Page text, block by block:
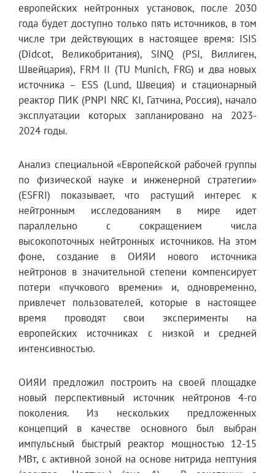
европейских нейтронных установок, после 2030
года будет доступно только пять источников, в том
числе три действующих в настоящее время: ISIS
(Didcot, Великобритания), SINQ (PSI, Виллиген,
Швейцария), FRM II (TU Munich, FRG) и два новых
источника – ESS (Lund, Швеция) и стационарный
реактор ПИК (PNPI NRC KI, Гатчина, Россия), начало
эксплуатации которых запланировано на 2023-
2024 годы.
Анализ специальной «Европейской рабочей группы
по физической науке и инженерной стратегии»
(ESFRI) показывает, что растущий интерес к
нейтронным исследованиям в мире идет
параллельно с сокращением числа
высокопоточных нейтронных источников. На этом
фоне, создание в ОИЯИ нового источника
нейтронов в значительной степени компенсирует
потери «пучкового времени» и, одновременно,
привлечет пользователей, которые в настоящее
время проводят свои эксперименты на
европейских источниках с низкой и средней
интенсивностью.
ОИЯИ предложил построить на своей площадке
новый перспективный источник нейтронов 4-го
поколения. Из нескольких предложенных
концепций в качестве основного был выбран
импульсный быстрый реактор мощностью 12-15
МВт, с активной зоной на основе нитрида нептуния